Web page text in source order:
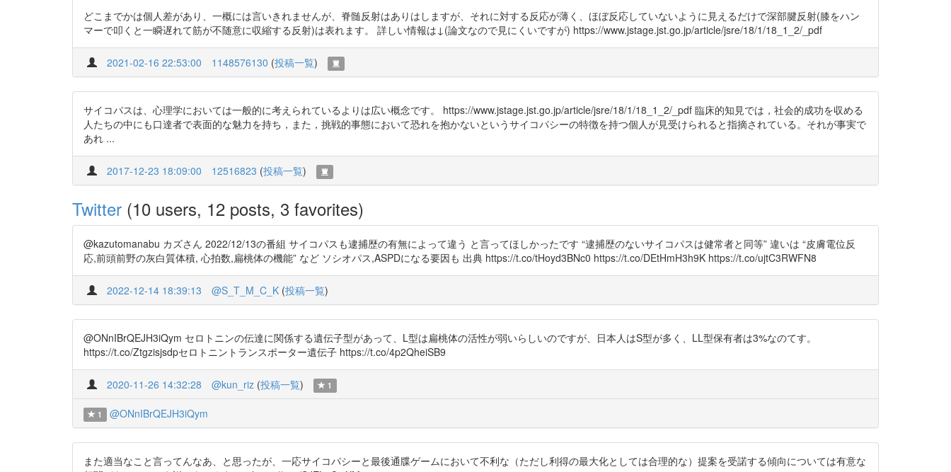
どこまでかは個人差があり、一概には言いきれませんが、脊髄反射はありはしますが、それに対する反応が薄く、ほぼ反応していないように見えるだけで深部腱反射(膝をハン
マーで叩くと一瞬遅れて筋が不随意に収縮する反射)は表れます。 詳しい情報は↓(論文なので見にくいですが) https://www.jstage.jst.go.jp/article/jsre/18/1/18_1_2/_pdf
2021-02-16 22:53:00 1148576130 (投稿一覧)
サイコパスは、心理学においては一般的に考えられているよりは広い概念です。 https://www.jstage.jst.go.jp/article/jsre/18/1/18_1_2/_pdf 臨床的知見では，社会的成功を収める
人たちの中にも口達者で表面的な魅力を持ち，また，挑戦的事態において恐れを抱かないというサイコパシーの特徴を持つ個人が見受けられると指摘されている。それが事実で
あれ ...
2017-12-23 18:09:00 12516823 (投稿一覧)
Twitter (10 users, 12 posts, 3 favorites)
@kazutomanabu カズさん 2022/12/13の番組 サイコパスも逮捕歴の有無によって違う と言ってほしかったです “逮捕歴のないサイコパスは健常者と同等” 違いは “皮膚電位反
応,前頭前野の灰白質体積, 心拍数,扁桃体の機能” など ソシオパス,ASPDになる要因も 出典 https://t.co/tHoyd3BNc0 https://t.co/DEtHmH3h9K https://t.co/ujtC3RWFN8
2022-12-14 18:39:13 @S_T_M_C_K (投稿一覧)
@ONnIBrQEJH3iQym セロトニンの伝達に関係する遺伝子型があって、L型は扁桃体の活性が弱いらしいのですが、日本人はS型が多く、LL型保有者は3%なのてす。
https://t.co/Ztgzisjsdpセロトニントランスポーター遺伝子 https://t.co/4p2QheiSB9
2020-11-26 14:32:28 @kun_riz (投稿一覧) 1
1 @ONnIBrQEJH3iQym
また適当なこと言ってんなあ、と思ったが、一応サイコパシーと最後通牒ゲームにおいて不利な（ただし利得の最大化としては合理的な）提案を受諾する傾向については有意な